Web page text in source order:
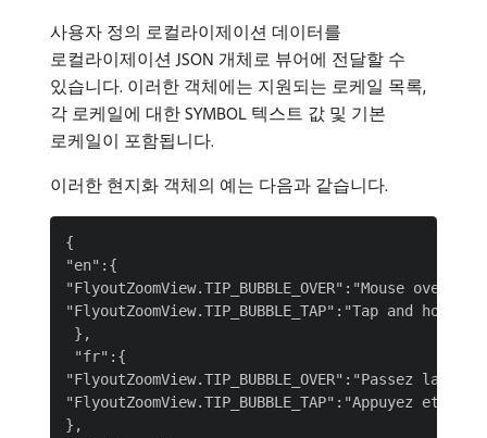
사용자 정의 로컬라이제이션 데이터를
로컬라이제이션 JSON 개체로 뷰어에 전달할 수
있습니다. 이러한 객체에는 지원되는 로케일 목록,
각 로케일에 대한 SYMBOL 텍스트 값 및 기본
로케일이 포함됩니다.
이러한 현지화 객체의 예는 다음과 같습니다.
{
"en":{
"FlyoutZoomView.TIP_BUBBLE_OVER":"Mouse over to
"FlyoutZoomView.TIP_BUBBLE_TAP":"Tap and hold to
},
"fr":{
"FlyoutZoomView.TIP_BUBBLE_OVER":"Passez la
"FlyoutZoomView.TIP_BUBBLE_TAP":"Appuyez et
},